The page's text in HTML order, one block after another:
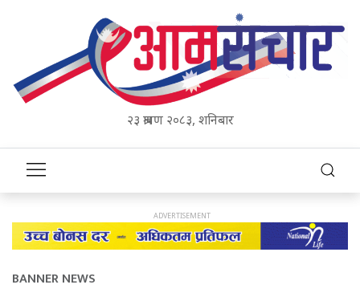
२३ श्रावण २०८३, शनिबार
BANNER NEWS